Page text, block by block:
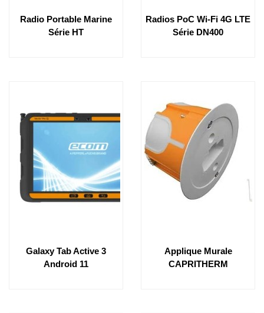
Radio Portable Marine
Série HT
Radios PoC Wi-Fi 4G LTE
Série DN400
Galaxy Tab Active 3
Android 11
Applique Murale
CAPRITHERM